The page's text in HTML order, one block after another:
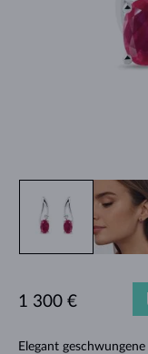
Elegant geschwungene
1 300 €